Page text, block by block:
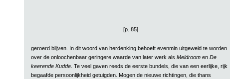
[p. 85]
geroerd blijven. In dit woord van herdenking behoeft evenmin uitgeweid te worden
over de onloochenbaar geringere waarde van later werk als Meidroomen De
keerende Kudde. Te veel gaven reeds de eerste bundels, die van een eerlijke, rijk
begaafde persoonlijkheid getuigden. Mogen de nieuwe richtingen, die thans